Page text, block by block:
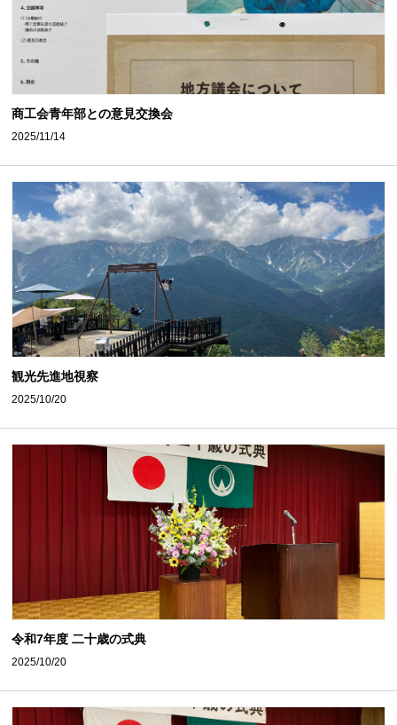
商工会青年部との意見交換会
2025/11/14
観光先進地視察
2025/10/20
令和7年度 二十歳の式典
2025/10/20